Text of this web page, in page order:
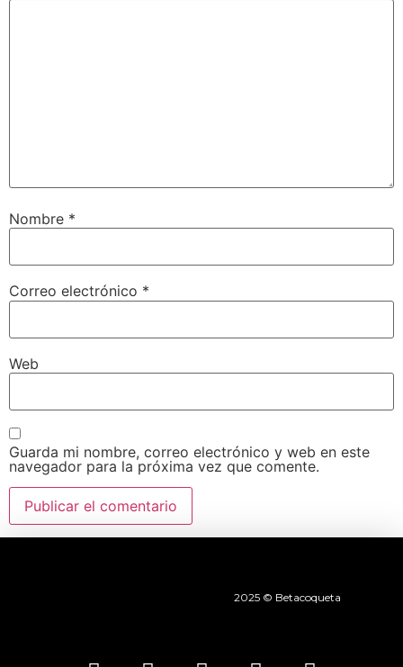
Nombre *
Correo electrónico *
Web
Guarda mi nombre, correo electrónico y web en este
navegador para la próxima vez que comente.
2025 © Betacoqueta